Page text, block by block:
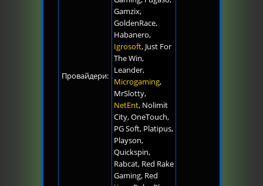
Провайдери:
Gamzix,
GoldenRace,
Habanero,
Igrosoft, Just For
The Win,
Leander,
Microgaming,
MrSlotty,
NetEnt, Nolimit
City, OneTouch,
PG Soft, Platipus,
Playson,
Quickspin,
Rabcat, Red Rake
Gaming, Red